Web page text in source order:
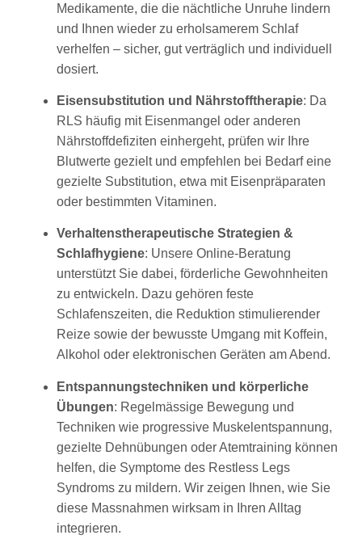
Medikamente, die die nächtliche Unruhe lindern
und Ihnen wieder zu erholsamerem Schlaf
verhelfen – sicher, gut verträglich und individuell
dosiert.
Eisensubstitution und Nährstofftherapie: Da
RLS häufig mit Eisenmangel oder anderen
Nährstoffdefiziten einhergeht, prüfen wir Ihre
Blutwerte gezielt und empfehlen bei Bedarf eine
gezielte Substitution, etwa mit Eisenpräparaten
oder bestimmten Vitaminen.
Verhaltenstherapeutische Strategien &
Schlafhygiene: Unsere Online-Beratung
unterstützt Sie dabei, förderliche Gewohnheiten
zu entwickeln. Dazu gehören feste
Schlafenszeiten, die Reduktion stimulierender
Reize sowie der bewusste Umgang mit Koffein,
Alkohol oder elektronischen Geräten am Abend.
Entspannungstechniken und körperliche
Übungen: Regelmässige Bewegung und
Techniken wie progressive Muskelentspannung,
gezielte Dehnübungen oder Atemtraining können
helfen, die Symptome des Restless Legs
Syndroms zu mildern. Wir zeigen Ihnen, wie Sie
diese Massnahmen wirksam in Ihren Alltag
integrieren.